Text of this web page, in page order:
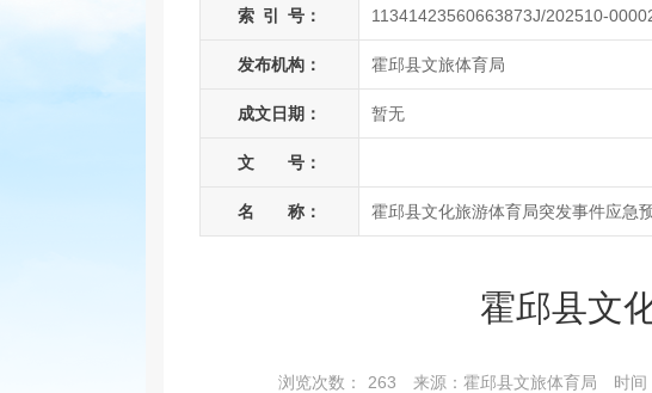
索 引 号： 11341423560663873J/202510-
发布机构： 霍邱县文旅体育局
成文日期： 暂无
文 号：
名 称： 霍邱县文化旅游体育局突发事件应急
霍邱县文
浏览次数： 263 来源：霍邱县文旅体育局 时